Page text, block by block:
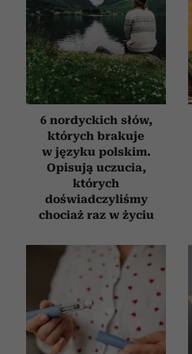
6 nordyckich słów,
których brakuje
w języku polskim.
Opisują uczucia,
których
doświadczyliśmy
chociaż raz w życiu